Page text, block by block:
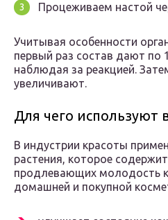
Процеживаем настой
Учитывая особенности
первый раз состав дают по
наблюдая за реакцией.
увеличивают.
Для чего используют
В индустрии красоты
растения, которое
продлевающих молодость
домашней и покупной